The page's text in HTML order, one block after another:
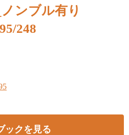
ノンブル有り
248
ックを見る